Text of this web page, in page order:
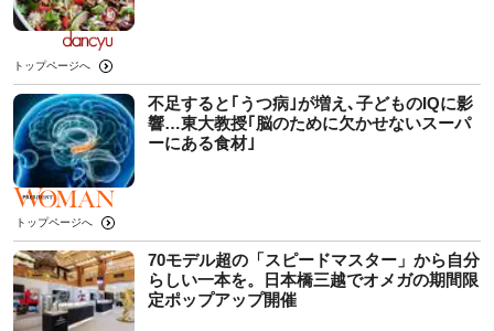
トップページへ
不足すると｢うつ病｣が増え､子どものIQに影
響…東大教授｢脳のために欠かせないスーパ
ーにある食材｣
トップページへ
70モデル超の「スピードマスター」から自分
らしい一本を。日本橋三越でオメガの期間限
定ポップアップ開催